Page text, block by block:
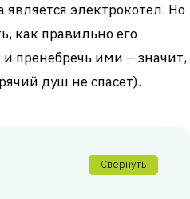
электрокотел. Но
как правильно его
пренебречь ими – значит,
душ не спасет).
Свернуть